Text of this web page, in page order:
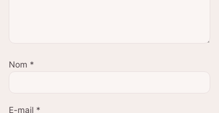
Nom *
E-mail *